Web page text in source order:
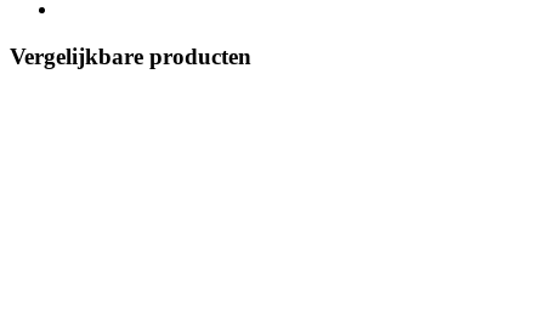
Vergelijkbare producten